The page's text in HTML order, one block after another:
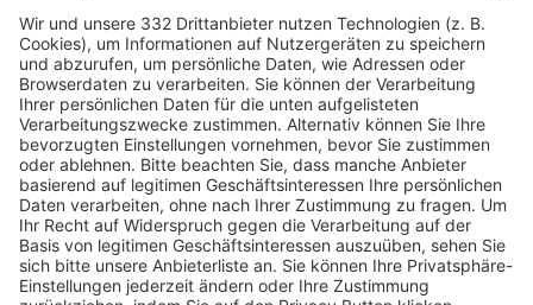
HÄUFIG BESUCHTE SEITEN
Pässe und Vereinswechsel
Trainerausbildung
Schulungsangebot Vereinsmitarbeiter
BFV-Geschäftsstellen
Trainerbörse
Login SpielPlus